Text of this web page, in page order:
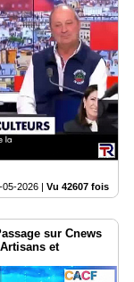
05-2026 | Vu 42607 fois
sur Cnews
et